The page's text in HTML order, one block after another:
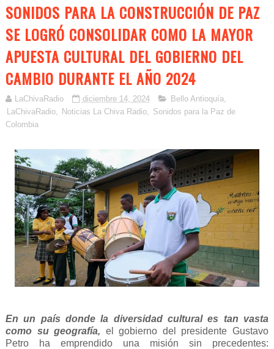
SONIDOS PARA LA CONSTRUCCIÓN DE PAZ
SE LOGRÓ CONSOLIDAR COMO LA MAYOR
APUESTA CULTURAL DEL GOBIERNO DEL
CAMBIO DURANTE EL AÑO 2024
LaChivaRadio diciembre 14, 2024 Bello Antioquía
LaChivaRadio, Noticias La Chiva Radio,
Sonidos para la Paz de
Colombia
En un país donde la diversidad cultural es tan vasta
como su geografía, el gobierno del presidente Gustavo
Petro ha emprendido una misión sin precedentes: